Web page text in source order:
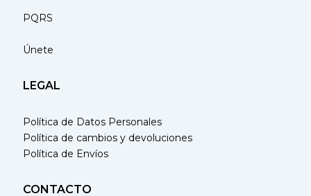
PQRS
Únete
LEGAL
Política de Datos Personales
Política de cambios y devoluciones
Política de Envíos
CONTACTO